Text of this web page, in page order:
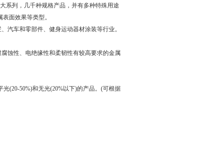
系列，几千种规格产品，并有多种特殊用途
面效果等类型。
汽车和零部件、健身运动器材涂装等行业。
蚀性、电绝缘性和柔韧性有较高要求的金属
(20-50%)和无光(20%以下)的产品。(可根据